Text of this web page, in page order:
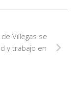
Villegas se
y trabajo en